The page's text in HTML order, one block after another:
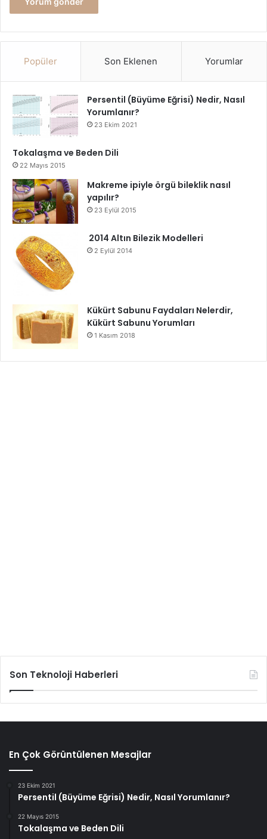
Popüler Renklerle Kombin Önerileri
Popüler Son Eklenen Yorumlar
Persentil (Büyüme Eğrisi) Nedir, Nasıl
Yorumlanır?
23 Ekim 2021
Tokalaşma ve Beden Dili
22 Mayıs 2015
Makreme ipiyle örgü bileklik nasıl
yapılır?
23 Eylül 2015
2014 Altın Bilezik Modelleri
2 Eylül 2014
Kükürt Sabunu Faydaları Nelerdir,
Kükürt Sabunu Yorumları
1 Kasım 2018
Son Teknoloji Haberleri
En Çok Görüntülenen Mesajlar
23 Ekim 2021
Persentil (Büyüme Eğrisi) Nedir, Nasıl Yorumlanır?
22 Mayıs 2015
Tokalaşma ve Beden Dili